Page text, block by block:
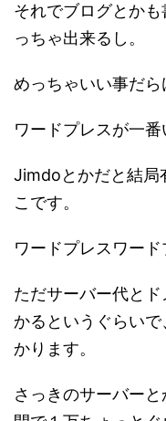
それでブログとか
っちゃ出来るし。
めっちゃいい事だら
ワードプレスが一番
Jimdoとかだと結局
こです。
ワードプレスワード
ただサーバー代と
かるというぐらい
かります。
さっきのサーバー